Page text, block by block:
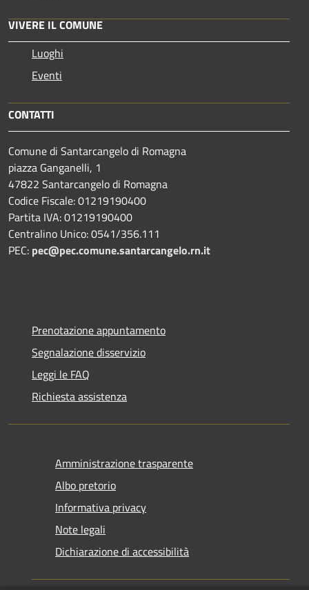
VIVERE IL COMUNE
Luoghi
Eventi
CONTATTI
Comune di Santarcangelo di Romagna
piazza Ganganelli, 1
47822 Santarcangelo di Romagna
Codice Fiscale: 01219190400
Partita IVA: 01219190400
Centralino Unico: 0541/356.111
PEC: pec@pec.comune.santarcangelo.rn.it
Prenotazione appuntamento
Segnalazione disservizio
Leggi le FAQ
Richiesta assistenza
Amministrazione trasparente
Albo pretorio
Informativa privacy
Note legali
Dichiarazione di accessibilità